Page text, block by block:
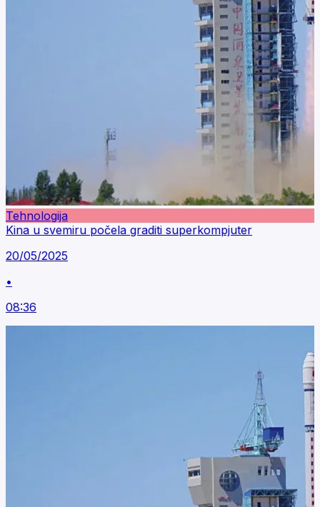
Tehnologija
Kina u svemiru počela graditi superkompjuter
20/05/2025
•
08:36